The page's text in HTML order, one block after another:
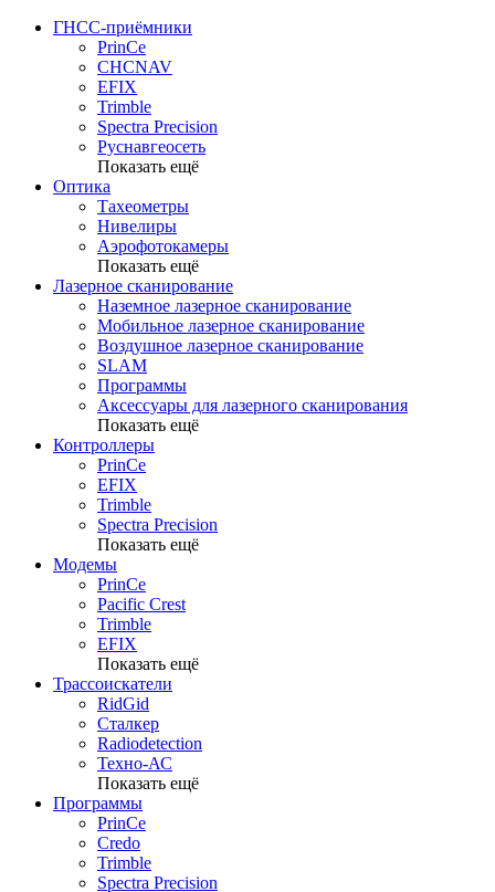
ГНСС-приёмники
PrinCe
CHCNAV
EFIX
Trimble
Spectra Precision
Руснавгеосеть
Показать ещё
Оптика
Тахеометры
Нивелиры
Аэрофотокамеры
Показать ещё
Лазерное сканирование
Наземное лазерное сканирование
Мобильное лазерное сканирование
Воздушное лазерное сканирование
SLAM
Программы
Аксессуары для лазерного сканирования
Показать ещё
Контроллеры
PrinCe
EFIX
Trimble
Spectra Precision
Показать ещё
Модемы
PrinCe
Pacific Crest
Trimble
EFIX
Показать ещё
Трассоискатели
RidGid
Сталкер
Radiodetection
Техно-АС
Показать ещё
Программы
PrinCe
Credo
Trimble
Spectra Precision